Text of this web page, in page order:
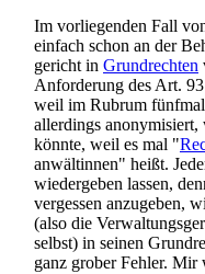
Im vorliegenden Fall
einfach schon an der
gericht in Grundrechten
Anforderung des Art.
weil im Rubrum
allerdings
könnte, weil es mal "
anwältinnen" heißt.
wiedergeben lassen,
vergessen anzugeben,
(also die
selbst) in seinen
ganz grober Fehler. Mir